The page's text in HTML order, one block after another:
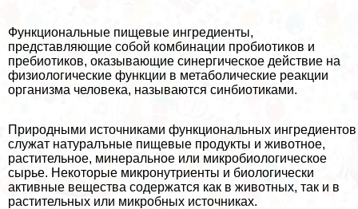
Функциональные пищевые ингредиенты,
представляющие собой комбинации пробиотиков и
пребиотиков, оказывающие синергическое действие на
физиологические функции в метаболические реакции
организма человека, называются синбиотиками.
Природными источниками функциональных ингредиентов
служат натуралъные пищевые продукты и животное,
растительное, минеральное или микробиологическое
сырье. Некоторые микронутриенты и биологически
активные вещества содержатся как в животных, так и в
растительных или микробных источниках.